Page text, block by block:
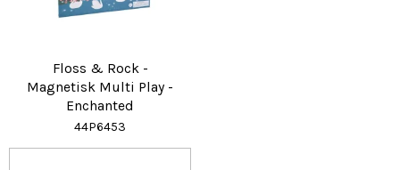
Floss & Rock -
Magnetisk Multi Play -
Enchanted
44P6453